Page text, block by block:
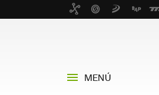
MENÚ